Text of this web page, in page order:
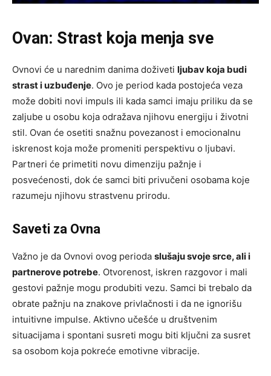
Ovan: Strast koja menja sve
Ovnovi će u narednim danima doživeti ljubav koja budi
strast i uzbuđenje. Ovo je period kada postojeća veza
može dobiti novi impuls ili kada samci imaju priliku da se
zaljube u osobu koja odražava njihovu energiju i životni
stil. Ovan će osetiti snažnu povezanost i emocionalnu
iskrenost koja može promeniti perspektivu o ljubavi.
Partneri će primetiti novu dimenziju pažnje i
posvećenosti, dok će samci biti privučeni osobama koje
razumeju njihovu strastvenu prirodu.
Saveti za Ovna
Važno je da Ovnovi ovog perioda slušaju svoje srce, ali i
partnerove potrebe. Otvorenost, iskren razgovor i mali
gestovi pažnje mogu produbiti vezu. Samci bi trebalo da
obrate pažnju na znakove privlačnosti i da ne ignorišu
intuitivne impulse. Aktivno učešće u društvenim
situacijama i spontani susreti mogu biti ključni za susret
sa osobom koja pokreće emotivne vibracije.